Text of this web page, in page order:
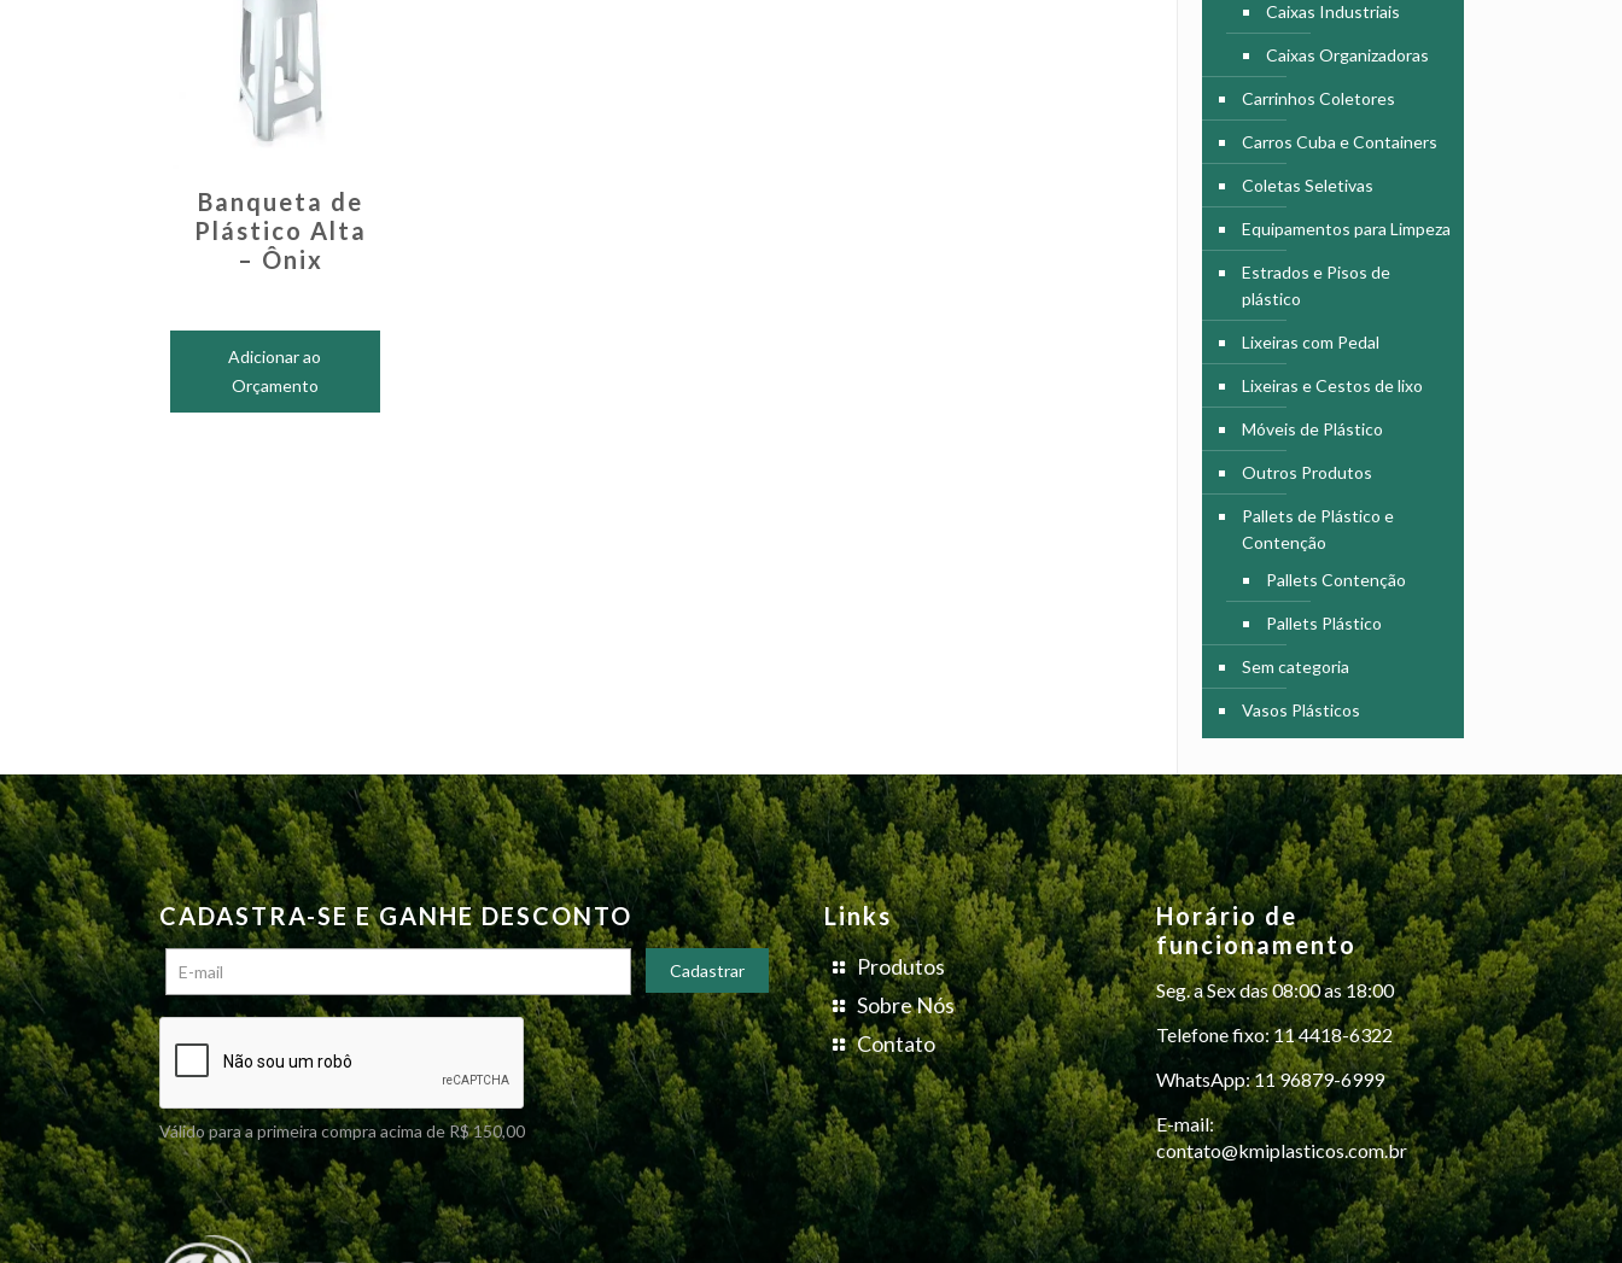
Banqueta de
Plástico Alta
– Ônix
Adicionar ao
Orçamento
Caixas Industriais
Caixas Organizadoras
Carrinhos Coletores
Carros Cuba e Containers
Coletas Seletivas
Equipamentos para Limpeza
Estrados e Pisos de
plástico
Lixeiras com Pedal
Lixeiras e Cestos de lixo
Móveis de Plástico
Outros Produtos
Pallets de Plástico e
Contenção
Pallets Contenção
Pallets Plástico
Sem categoria
Vasos Plásticos
CADASTRA-SE E GANHE DESCONTO
Válido para a primeira compra acima de R$ 150,00
Links
Produtos
Sobre Nós
Contato
Horário de
funcionamento
Seg. a Sex das 08:00 as 18:00
Telefone fixo: 11 4418-6322
WhatsApp: 11 96879-6999
E-mail:
contato@kmiplasticos.com.br